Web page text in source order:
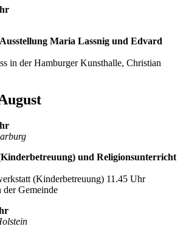
Maria Lassnig und Edvard
in der Hamburger Kunsthalle, Christian
und Religionsunterricht
(Kinderbetreuung) 11.45 Uhr
Gemeinde